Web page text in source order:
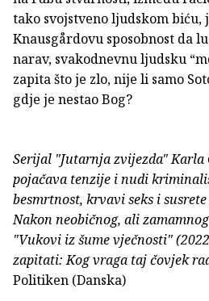
tako svojstveno ljudskom
Knausgårdovu sposobnost da
narav, svakodnevnu ljudsku
zapita što je zlo, nije li samo
gdje je nestao Bog?
Serijal "Jutarnja zvijezda" Karla
pojačava tenzije i nudi
besmrtnost, krvavi seks i
Nakon neobičnog, ali
"Vukovi iz šume vječnosti"
zapitati: Kog vraga taj čovjek
Politiken (Danska)